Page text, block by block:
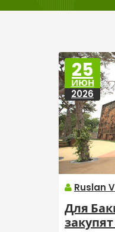
25
ИЮН
2026
Ruslan
Для